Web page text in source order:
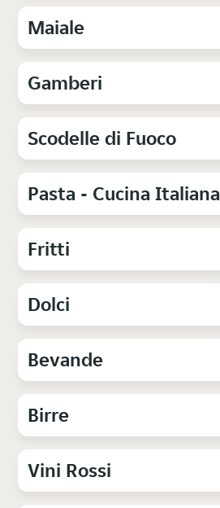
Maiale
Gamberi
Scodelle di Fuoco
Pasta - Cucina Italiana
Fritti
Dolci
Bevande
Birre
Vini Rossi